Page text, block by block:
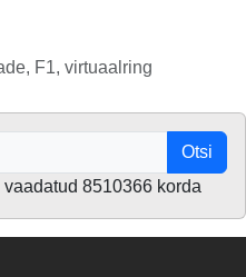
F1, virtuaalring
Otsi
8510366 korda